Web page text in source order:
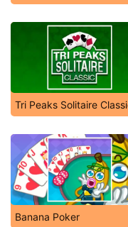
Tri Peaks Solitaire
Banana Poker